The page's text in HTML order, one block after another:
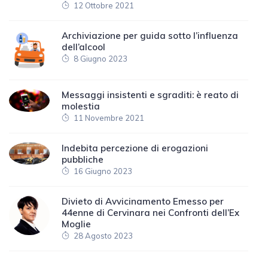
12 Ottobre 2021
Archiviazione per guida sotto l’influenza
dell’alcool
8 Giugno 2023
Messaggi insistenti e sgraditi: è reato di
molestia
11 Novembre 2021
Indebita percezione di erogazioni
pubbliche
16 Giugno 2023
Divieto di Avvicinamento Emesso per
44enne di Cervinara nei Confronti dell’Ex
Moglie
28 Agosto 2023